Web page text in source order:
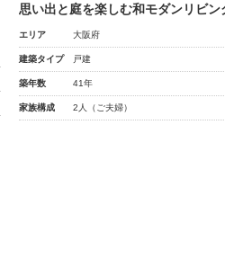
思い出と庭を楽しむ和モダンリビン
エリア 大阪府
建築タイプ 戸建
築年数 41年
家族構成 2人（ご夫婦）